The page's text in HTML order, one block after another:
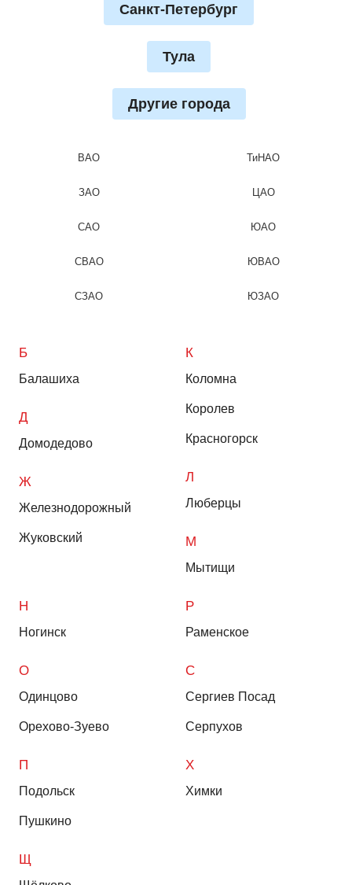
Санкт-Петербург
Тула
Другие города
ВАО
ЗАО
САО
СВАО
СЗАО
ТиНАО
ЦАО
ЮАО
ЮВАО
ЮЗАО
Б
Балашиха
Д
Домодедово
Ж
Железнодорожный
Жуковский
К
Коломна
Королев
Красногорск
Л
Люберцы
М
Мытищи
Н
Ногинск
О
Одинцово
Орехово-Зуево
П
Подольск
Пушкино
Р
Раменское
С
Сергиев Посад
Серпухов
Х
Химки
Щ